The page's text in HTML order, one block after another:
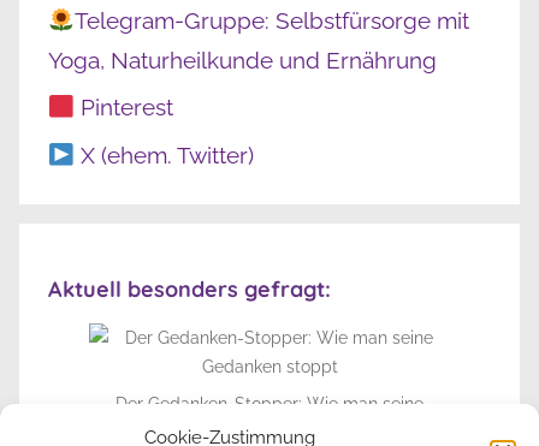
Cookie-Zustimmung
Telegram-Gruppe: Selbstfürsorge mit
Yoga, Naturheilkunde und Ernährung
Pinterest
X (ehem. Twitter)
Aktuell besonders gefragt:
Der Gedanken-Stopper: Wie man seine
Gedanken stoppt